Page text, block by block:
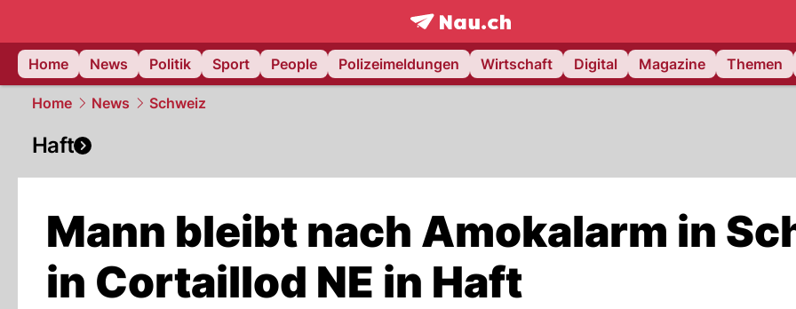
frontpage.NAU.ch
Home
News Politik Sport People Polizeimeldungen Wirtschaft Digital Magazine Themen
Home News Schweiz
Haft
Mann bleibt nach Amokalarm in
in Cortaillod NE in Haft